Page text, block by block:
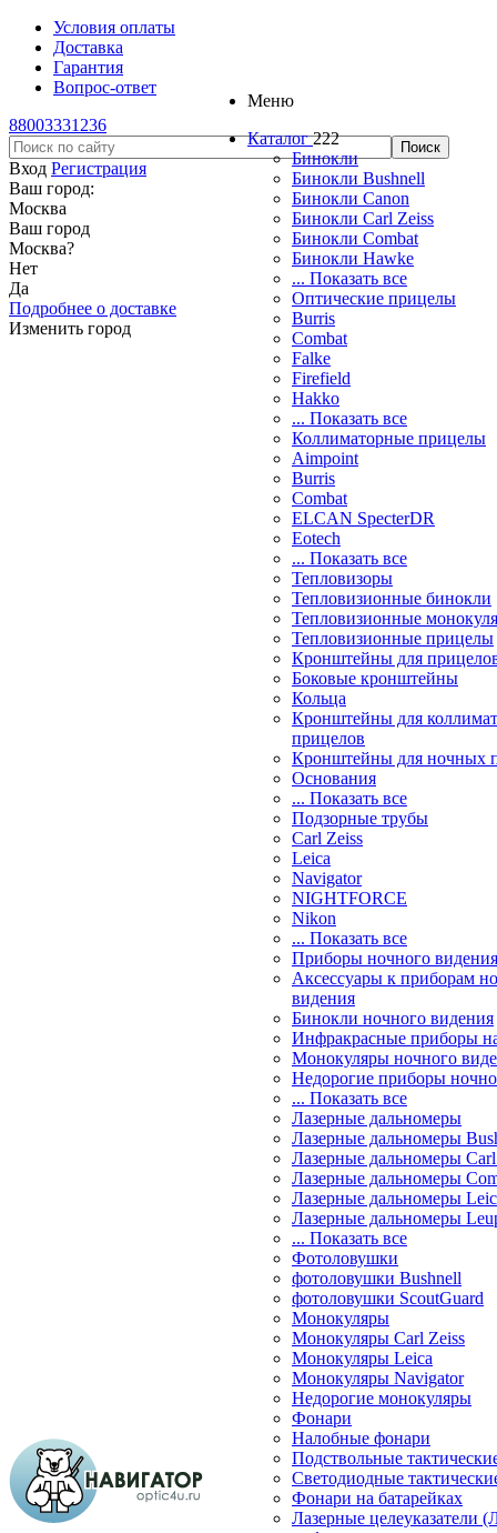
Условия оплаты
Доставка
Гарантия
Вопрос-ответ
88003331236
Вход Регистрация
Ваш город:
Москва
Ваш город
Москва?
Нет
Да
Подробнее о доставке
Изменить город
Меню
Каталог 222
Бинокли
Бинокли Bushnell
Бинокли Canon
Бинокли Carl Zeiss
Бинокли Combat
Бинокли Hawke
... Показать все
Оптические прицелы
Burris
Combat
Falke
Firefield
Hakko
... Показать все
Коллиматорные прицелы
Aimpoint
Burris
Combat
ELCAN SpecterDR
Eotech
... Показать все
Тепловизоры
Тепловизионные бинокли
Тепловизионные
Тепловизионные прицелы
Кронштейны для
Боковые кронштейны
Кольца
Кронштейны для
прицелов
Кронштейны для ночных
Основания
... Показать все
Подзорные трубы
Carl Zeiss
Leica
Navigator
NIGHTFORCE
Nikon
... Показать все
Приборы ночного видения
Аксессуары к приборам
видения
Бинокли ночного видения
Инфракрасные приборы
Монокуляры ночного
Недорогие приборы
... Показать все
Лазерные дальномеры
Лазерные дальномеры
Лазерные дальномеры
Лазерные дальномеры
Лазерные дальномеры
Лазерные дальномеры
... Показать все
Фотоловушки
фотоловушки Bushnell
фотоловушки ScoutGuard
Монокуляры
Монокуляры Carl Zeiss
Монокуляры Leica
Монокуляры Navigator
Недорогие монокуляры
Фонари
Налобные фонари
Подствольные
Светодиодные
Фонари на батарейках
Лазерные целеуказатели